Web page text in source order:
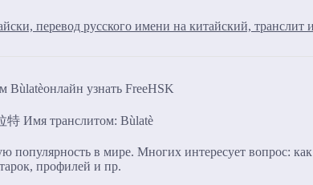
перевод русского имени на китайский,
特 Имя транслитом: Bùlatè
в мире. Многих интересует вопрос:
профилей и пр.